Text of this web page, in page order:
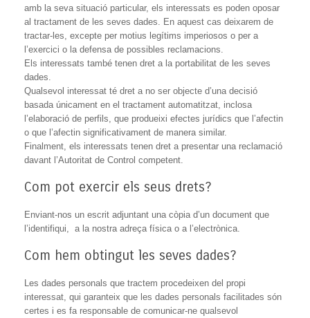
amb la seva situació particular, els interessats es poden oposar
al tractament de les seves dades. En aquest cas deixarem de
tractar-les, excepte per motius legítims imperiosos o per a
l’exercici o la defensa de possibles reclamacions.
Els interessats també tenen dret a la portabilitat de les seves
dades.
Qualsevol interessat té dret a no ser objecte d’una decisió
basada únicament en el tractament automatitzat, inclosa
l’elaboració de perfils, que produeixi efectes jurídics que l’afectin
o que l’afectin significativament de manera similar.
Finalment, els interessats tenen dret a presentar una reclamació
davant l’Autoritat de Control competent.
Com pot exercir els seus drets?
Enviant-nos un escrit adjuntant una còpia d’un document que
l’identifiqui, a la nostra adreça física o a l’electrònica.
Com hem obtingut les seves dades?
Les dades personals que tractem procedeixen del propi
interessat, qui garanteix que les dades personals facilitades són
certes i es fa responsable de comunicar-ne qualsevol